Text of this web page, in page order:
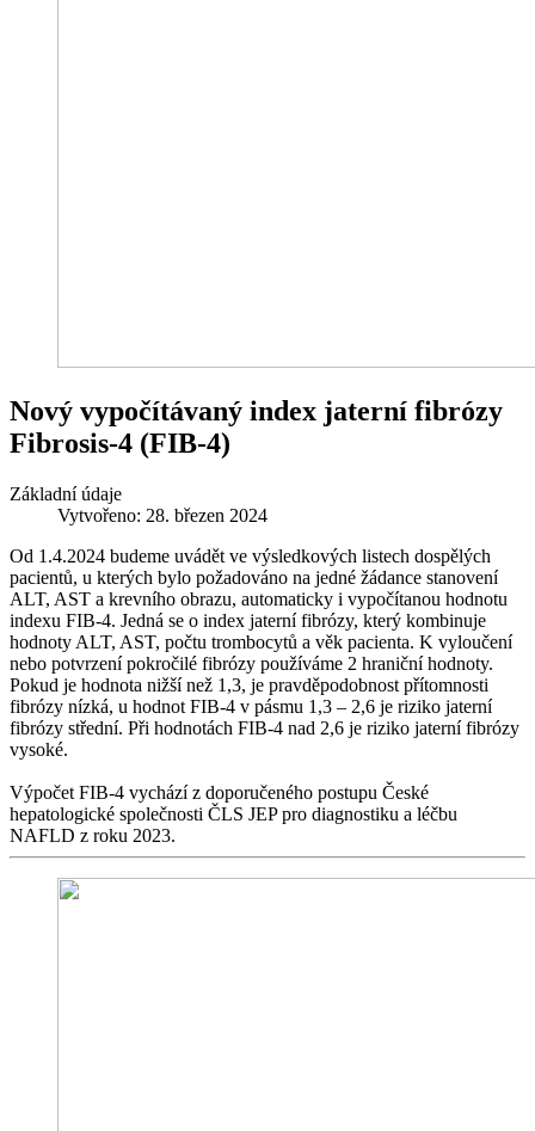
Nový vypočítávaný index jaterní fibrózy
Fibrosis-4 (FIB-4)
Základní údaje
Vytvořeno: 28. březen 2024
Od 1.4.2024 budeme uvádět ve výsledkových listech dospělých
pacientů, u kterých bylo požadováno na jedné žádance stanovení
ALT, AST a krevního obrazu, automaticky i vypočítanou hodnotu
indexu FIB-4. Jedná se o index jaterní fibrózy, který kombinuje
hodnoty ALT, AST, počtu trombocytů a věk pacienta. K vyloučení
nebo potvrzení pokročilé fibrózy používáme 2 hraniční hodnoty.
Pokud je hodnota nižší než 1,3, je pravděpodobnost přítomnosti
fibrózy nízká, u hodnot FIB-4 v pásmu 1,3 – 2,6 je riziko jaterní
fibrózy střední. Při hodnotách FIB-4 nad 2,6 je riziko jaterní fibrózy
vysoké.
Výpočet FIB-4 vychází z doporučeného postupu České
hepatologické společnosti ČLS JEP pro diagnostiku a léčbu
NAFLD z roku 2023.